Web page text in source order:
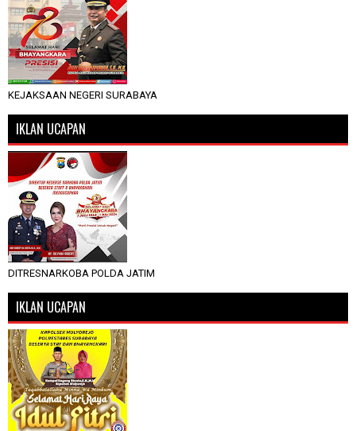
KEJAKSAAN NEGERI SURABAYA
IKLAN UCAPAN
DITRESNARKOBA POLDA JATIM
IKLAN UCAPAN